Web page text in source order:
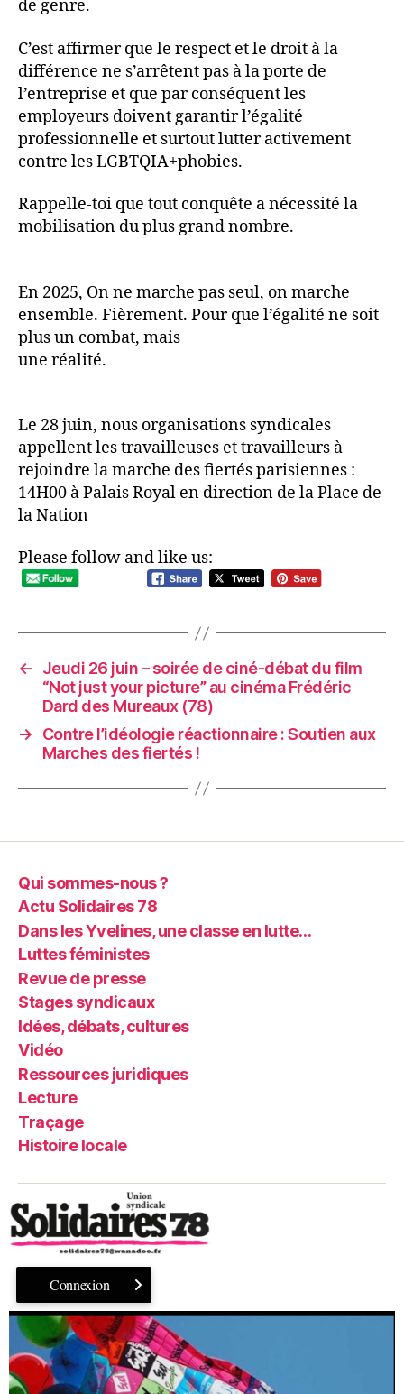
de genre.
C’est affirmer que le respect et le droit à la
différence ne s’arrêtent pas à la porte de
l’entreprise et que par conséquent les
employeurs doivent garantir l’égalité
professionnelle et surtout lutter activement
contre les LGBTQIA+phobies.
Rappelle-toi que tout conquête a nécessité la
mobilisation du plus grand nombre.
En 2025, On ne marche pas seul, on marche
ensemble. Fièrement. Pour que l’égalité ne soit
plus un combat, mais
une réalité.
Le 28 juin, nous organisations syndicales
appellent les travailleuses et travailleurs à
rejoindre la marche des fiertés parisiennes :
14H00 à Palais Royal en direction de la Place de
la Nation
Please follow and like us:
←
Jeudi 26 juin – soirée de ciné-débat du film
“Not just your picture” au cinéma Frédéric
Dard des Mureaux (78)
→
Contre l’idéologie réactionnaire : Soutien aux
Marches des fiertés !
Qui sommes-nous ?
Actu Solidaires 78
Dans les Yvelines, une classe en lutte…
Luttes féministes
Revue de presse
Stages syndicaux
Idées, débats, cultures
Vidéo
Ressources juridiques
Lecture
Traçage
Histoire locale
Connexion